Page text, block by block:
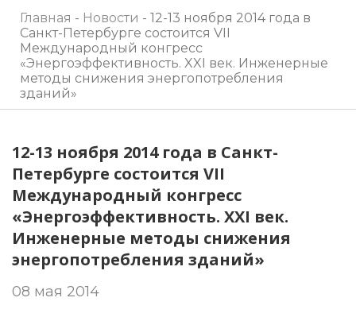
Главная - Новости - 12-13 ноября 2014 года в
Санкт-Петербурге состоится VII
Международный конгресс
«Энергоэффективность. XXI век. Инженерные
методы снижения энергопотребления
зданий»
12-13 ноября 2014 года в Санкт-
Петербурге состоится VII
Международный конгресс
«Энергоэффективность. XXI век.
Инженерные методы снижения
энергопотребления зданий»
08 мая 2014